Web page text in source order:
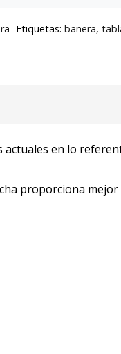
Etiquetas: bañera,
actuales en lo
proporciona mejor